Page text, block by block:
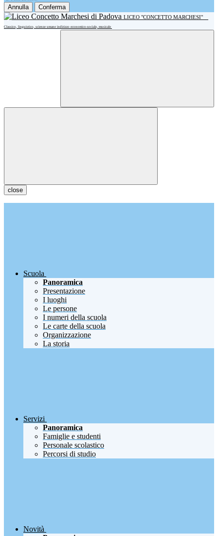
Annulla Conferma
LICEO "CONCETTO MARCHESI"
Classico, linguistico, scienze umane indirizzo economico-sociale, musicale
close
Scuola
Panoramica
Presentazione
I luoghi
Le persone
I numeri della scuola
Le carte della scuola
Organizzazione
La storia
Servizi
Panoramica
Famiglie e studenti
Personale scolastico
Percorsi di studio
Novità